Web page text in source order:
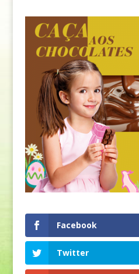
Facebook
Twitter